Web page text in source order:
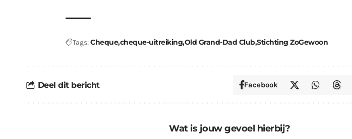
Tags:Chequecheque-uitreikingOld Grand-Dad ClubStichting ZoGewoon
Deel dit bericht Facebook
Wat is jouw gevoel hierbij?